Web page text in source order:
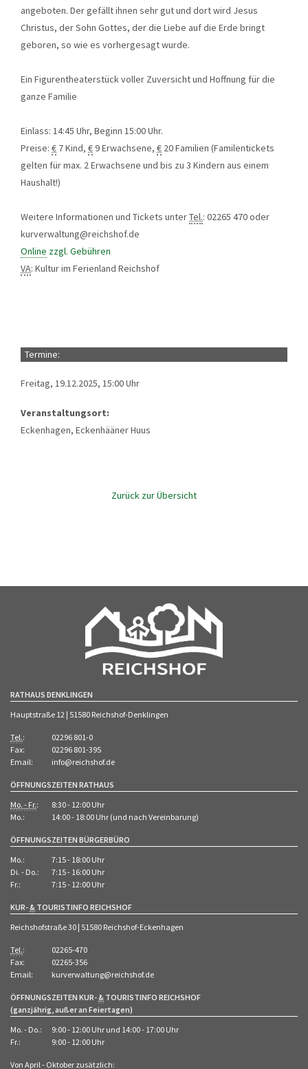
angeboten. Der gefällt ihnen sehr gut und dort wird Jesus
Christus, der Sohn Gottes, der die Liebe auf die Erde bringt
geboren, so wie es vorhergesagt wurde.
Ein Figurentheaterstück voller Zuversicht und Hoffnung für die
ganze Familie
Einlass: 14:45 Uhr, Beginn 15:00 Uhr.
Preise: € 7 Kind, €9 Erwachsene, € 20 Familien (Familentickets
gelten für max. 2 Erwachsene und bis zu 3 Kindern aus einem
Haushalt!)
Weitere Informationen und Tickets unterTel.: 02265 470 oder
kurverwaltung@reichshof.de
Online zzgl. Gebühren
VA: Kultur im Ferienland Reichshof
Termine:
Freitag, 19.12.2025, 15:00 Uhr
Veranstaltungsort:
Eckenhagen, Eckenhääner Huus
Zurück zur Übersicht
RATHAUS DENKLINGEN
Hauptstraße 12 | 51580 Reichshof-Denklingen
Tel.:
02296 801-0
Fax:
02296 801-395
Email:
info@reichshof.de
ÖFFNUNGSZEITEN RATHAUS
Mo. - Fr.:
8:30 - 12:00 Uhr
Mo.:
14:00 - 18:00 Uhr (und nach Vereinbarung)
ÖFFNUNGSZEITEN BÜRGERBÜRO
Mo.:
7:15 - 18:00 Uhr
Di. - Do.:
7:15 - 16:00 Uhr
Fr.:
7:15 - 12:00 Uhr
KUR-& TOURISTINFO REICHSHOF
Reichshofstraße 30 | 51580 Reichshof-Eckenhagen
Tel.:
02265-470
Fax:
02265-356
Email:
kurverwaltung@reichshof.de
ÖFFNUNGSZEITEN KUR-& TOURISTINFO REICHSHOF
(ganzjährig, außer an Feiertagen)
Mo. - Do.:
9:00 - 12:00 Uhr und 14:00 - 17:00 Uhr
Fr.:
9:00 - 12:00 Uhr
Von April - Oktober zusätzlich: